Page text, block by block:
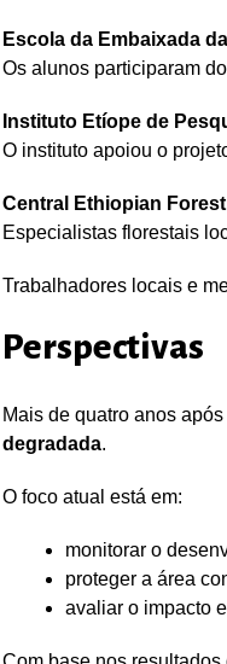
Escola da Embaixada
Os alunos participaram
Instituto Etíope de
O instituto apoiou o
Central Ethiopian
Especialistas florestais
Trabalhadores locais e
Perspectivas
Mais de quatro anos
degradada.
O foco atual está em:
monitorar o
proteger a área
avaliar o impacto